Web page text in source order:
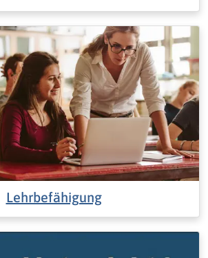
Lehrbefähigung